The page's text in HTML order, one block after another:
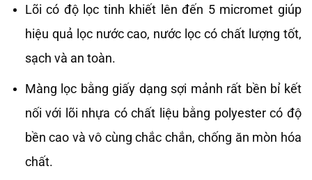
Lõi có độ lọc tinh khiết lên đến 5 micromet giúp
hiệu quả lọc nước cao, nước lọc có chất lượng tốt,
sạch và an toàn.
Màng lọc bằng giấy dạng sợi mảnh rất bền bỉ kết
nối với lõi nhựa có chất liệu bằng polyester có độ
bền cao và vô cùng chắc chắn, chống ăn mòn hóa
chất.